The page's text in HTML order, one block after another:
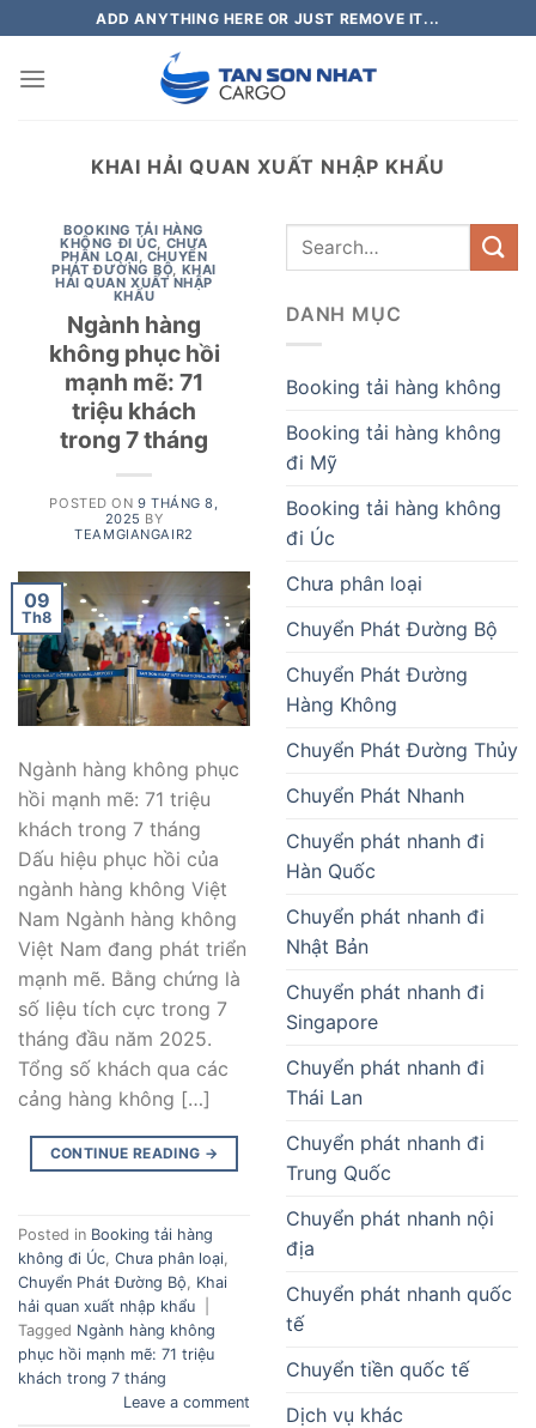
to
content
ADD ANYTHING HERE OR JUST REMOVE IT...
KHAI HẢI QUAN XUẤT NHẬP KHẨU
BOOKING TẢI HÀNG
KHÔNG ĐI ÚC, CHƯA
PHÂN LOẠI, CHUYỂN
PHÁT ĐƯỜNG BỘ, KHAI
HẢI QUAN XUẤT NHẬP
KHẨU
Ngành hàng
không phục hồi
mạnh mẽ: 71
triệu khách
trong 7 tháng
POSTED ON 9 THÁNG 8,
2025 BY
TEAMGIANGAIR2
09
Th8
Ngành hàng không phục
hồi mạnh mẽ: 71 triệu
khách trong 7 tháng
Dấu hiệu phục hồi của
ngành hàng không Việt
Nam Ngành hàng không
Việt Nam đang phát triển
mạnh mẽ. Bằng chứng là
số liệu tích cực trong 7
tháng đầu năm 2025.
Tổng số khách qua các
cảng hàng không […]
CONTINUE READING →
Posted in Booking tải hàng
không đi Úc, Chưa phân loại,
Chuyển Phát Đường Bộ, Khai
hải quan xuất nhập khẩu
Tagged Ngành hàng không
phục hồi mạnh mẽ: 71 triệu
khách trong 7 tháng
Leave a comment
DANH MỤC
Booking tải hàng không
Booking tải hàng không
đi Mỹ
Booking tải hàng không
đi Úc
Chưa phân loại
Chuyển Phát Đường Bộ
Chuyển Phát Đường
Hàng Không
Chuyển Phát Đường Thủy
Chuyển Phát Nhanh
Chuyển phát nhanh đi
Hàn Quốc
Chuyển phát nhanh đi
Nhật Bản
Chuyển phát nhanh đi
Singapore
Chuyển phát nhanh đi
Thái Lan
Chuyển phát nhanh đi
Trung Quốc
Chuyển phát nhanh nội
địa
Chuyển phát nhanh quốc
tế
Chuyển tiền quốc tế
Dịch vụ khác